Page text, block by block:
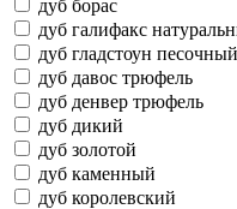
дуб борас
дуб галифакс
дуб гладстоун песочный
дуб давос трюфель
дуб денвер трюфель
дуб дикий
дуб золотой
дуб каменный
дуб королевский